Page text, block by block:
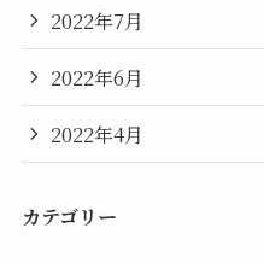
2022年7月
2022年6月
2022年4月
カテゴリー